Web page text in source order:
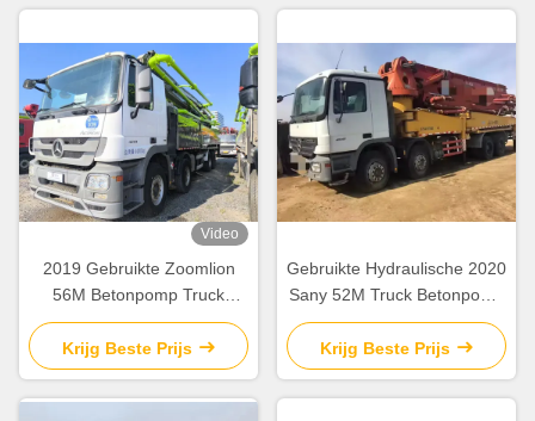
Video
2019 Gebruikte Zoomlion
56M Betonpomp Truck
Mercedes Benz Chassis met
intelligente en efficiënte
werking
Krijg Beste Prijs
Gebruikte Hydraulische 2020
Sany 52M Truck Betonpomp
SY5418THB
Constructieapparatuur
Krijg Beste Prijs